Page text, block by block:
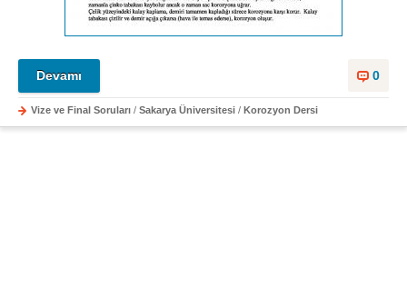
0
Devamı
Vize ve Final Soruları / Sakarya Üniversitesi / Korozyon Dersi